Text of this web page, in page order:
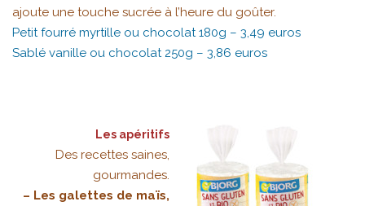
ajoute une touche sucrée à l’heure du goûter.
Petit fourré myrtille ou chocolat 180g – 3,49 euros
Sablé vanille ou chocolat 250g – 3,86 euros
Les apéritifs
Des recettes saines,
gourmandes.
– Les galettes de maïs,